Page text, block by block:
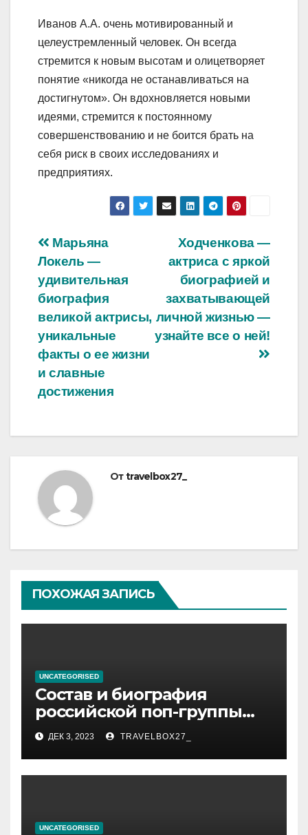
Иванов А.А. очень мотивированный и
целеустремленный человек. Он всегда
стремится к новым высотам и олицетворяет
понятие «никогда не останавливаться на
достигнутом». Он вдохновляется новыми
идеями, стремится к постоянному
совершенствованию и не боится брать на
себя риск в своих исследованиях и
предприятиях.
Навигация
по
записям
Ходченкова —
актриса с яркой
биографией и
захватывающей
личной жизнью —
узнайте все о ней!
Марьяна
Локель —
удивительная
биография
великой актрисы,
уникальные
факты о ее жизни
и славные
достижения
Отtravelbox27_
ПОХОЖАЯ ЗАПИСЬ
UNCATEGORISED
Состав и биография
российской поп-группы
«Иванушки интернешнл»
— история успеха, музыка
и судьбы участников
ДЕК 3, 2023 TRAVELBOX27_
UNCATEGORISED